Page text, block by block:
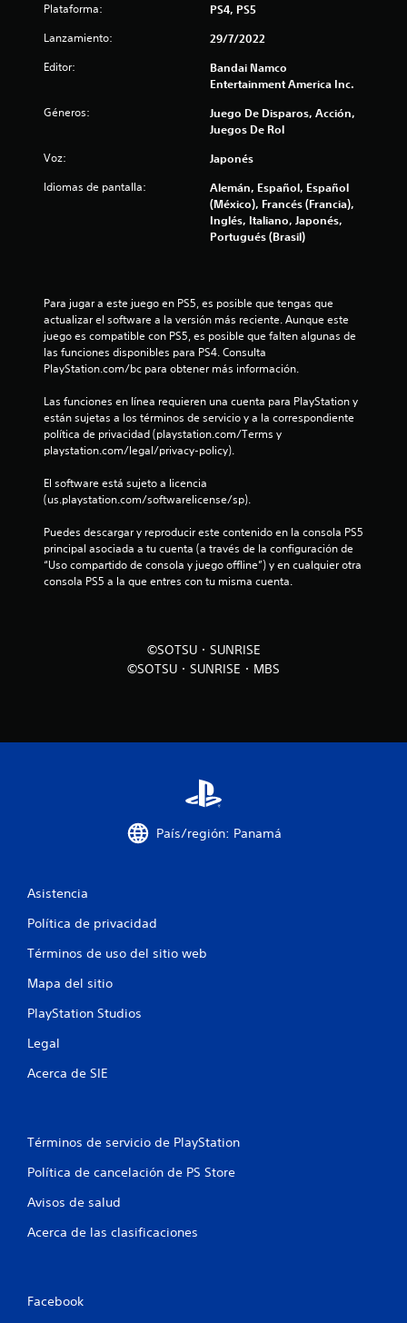
s
t
l
s
e
u
t
a
0
Plataforma: PS4, PS5
Lanzamiento: 29/7/2022
Editor:
Bandai Namco
Entertainment America Inc.
Géneros:
Juego De Disparos, Acción,
Juegos De Rol
Voz: Japonés
Idiomas de pantalla:
Alemán, Español, Español
(México), Francés (Francia),
Inglés, Italiano, Japonés,
Portugués (Brasil)
Para jugar a este juego en PS5, es posible que tengas que
actualizar el software a la versión más reciente. Aunque este
juego es compatible con PS5, es posible que falten algunas de
las funciones disponibles para PS4. Consulta
PlayStation.com/bc para obtener más información.
Las funciones en línea requieren una cuenta para PlayStation y
están sujetas a los términos de servicio y a la correspondiente
política de privacidad (playstation.com/Terms y
playstation.com/legal/privacy-policy).
El software está sujeto a licencia
(us.playstation.com/softwarelicense/sp).
Puedes descargar y reproducir este contenido en la consola PS5
principal asociada a tu cuenta (a través de la configuración de
“Uso compartido de consola y juego offline”) y en cualquier otra
consola PS5 a la que entres con tu misma cuenta.
©SOTSU・SUNRISE
©SOTSU・SUNRISE・MBS
País/región: Panamá
Asistencia
Política de privacidad
Términos de uso del sitio web
Mapa del sitio
PlayStation Studios
Legal
Acerca de SIE
Términos de servicio de PlayStation
Política de cancelación de PS Store
Avisos de salud
Acerca de las clasificaciones
Facebook